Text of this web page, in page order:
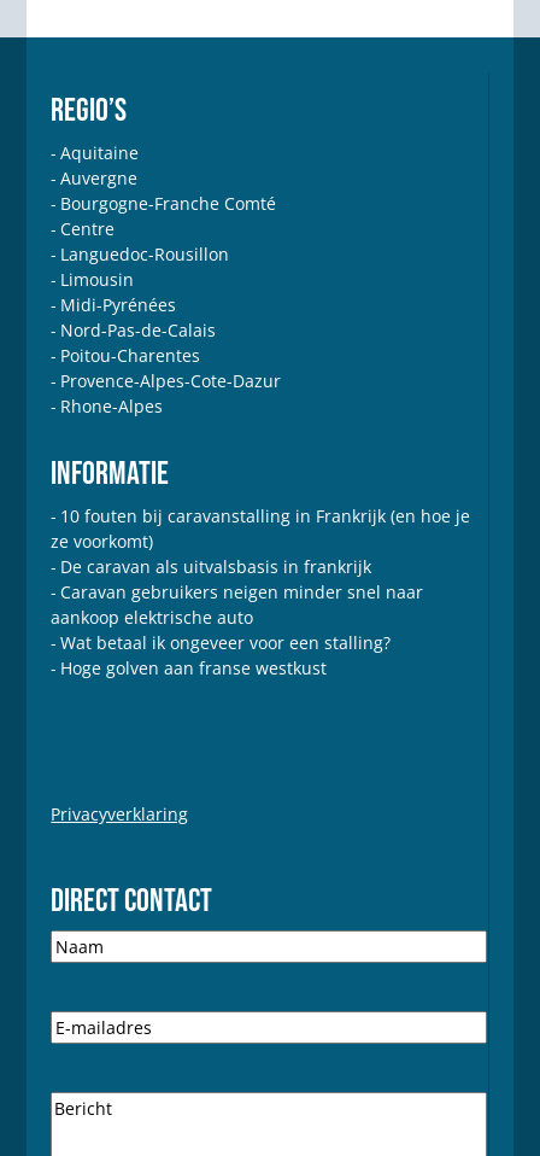
REGIO’S
Aquitaine
Auvergne
Bourgogne-Franche Comté
Centre
Languedoc-Rousillon
Limousin
Midi-Pyrénées
Nord-Pas-de-Calais
Poitou-Charentes
Provence-Alpes-Cote-Dazur
Rhone-Alpes
INFORMATIE
10 fouten bij caravanstalling in Frankrijk (en hoe je
ze voorkomt)
De caravan als uitvalsbasis in frankrijk
Caravan gebruikers neigen minder snel naar
aankoop elektrische auto
Wat betaal ik ongeveer voor een stalling?
Hoge golven aan franse westkust
Privacyverklaring
DIRECT CONTACT
N
a
m
E
-
aB